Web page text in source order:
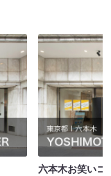
六本木お笑いコ